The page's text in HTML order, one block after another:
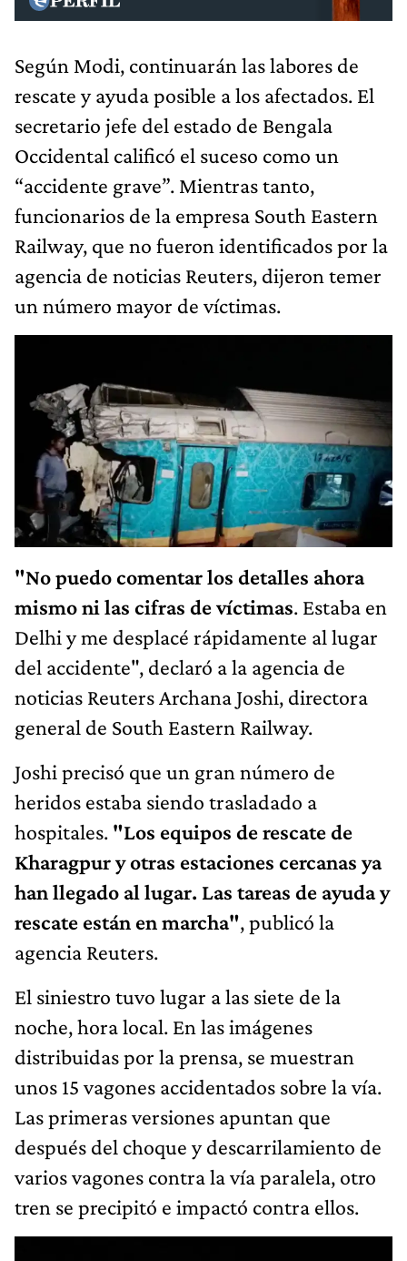
Según Modi, continuarán las labores de
rescate y ayuda posible a los afectados. El
secretario jefe del estado de Bengala
Occidental calificó el suceso como un
“accidente grave”. Mientras tanto,
funcionarios de la empresa South Eastern
Railway, que no fueron identificados por la
agencia de noticias Reuters, dijeron temer
un número mayor de víctimas.
"No puedo comentar los detalles ahora
mismo ni las cifras de víctimas. Estaba en
Delhi y me desplacé rápidamente al lugar
del accidente", declaró a la agencia de
noticias Reuters Archana Joshi, directora
general de South Eastern Railway.
Joshi precisó que un gran número de
heridos estaba siendo trasladado a
hospitales. "Los equipos de rescate de
Kharagpur y otras estaciones cercanas ya
han llegado al lugar. Las tareas de ayuda y
rescate están en marcha", publicó la
agencia Reuters.
El siniestro tuvo lugar a las siete de la
noche, hora local. En las imágenes
distribuidas por la prensa, se muestran
unos 15 vagones accidentados sobre la vía.
Las primeras versiones apuntan que
después del choque y descarrilamiento de
varios vagones contra la vía paralela, otro
tren se precipitó e impactó contra ellos.